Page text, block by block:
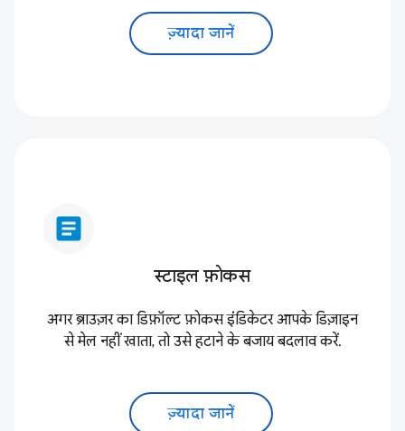
ज़्यादा जानें
article
स्टाइल फ़ोकस
अगर ब्राउज़र का डिफ़ॉल्ट फ़ोकस इंंडिकेटर आपके डिज़ाइन
से मेल नहीं खाता, तो उसे हटाने के बजाय बदलाव करें.
ज़्यादा जानें